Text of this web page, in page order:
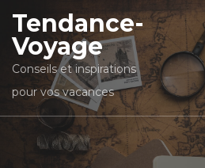
Tendance-
Voyage
Conseils et inspirations
pour vos vacances